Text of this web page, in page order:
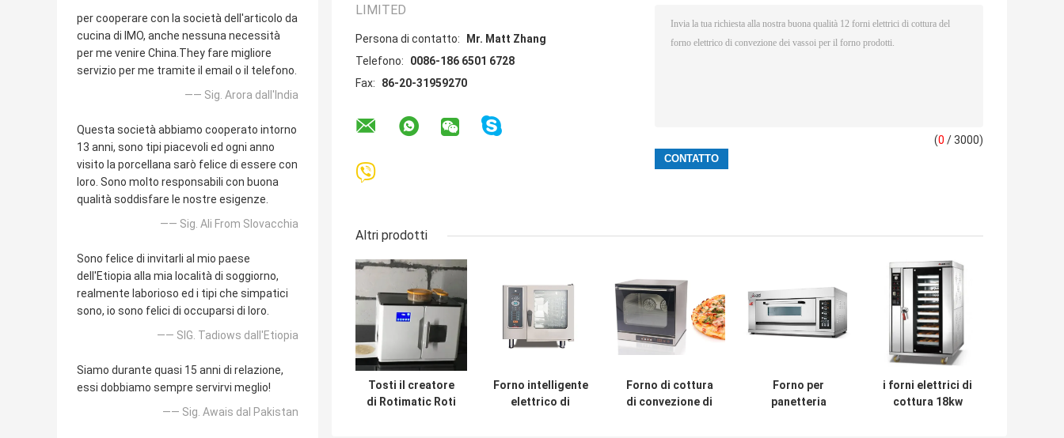
per cooperare con la società dell'articolo da
cucina di IMO, anche nessuna necessità
per me venire China.They fare migliore
servizio per me tramite il email o il telefono.
—— Sig. Arora dall'India
Questa società abbiamo cooperato intorno
13 anni, sono tipi piacevoli ed ogni anno
visito la porcellana sarò felice di essere con
loro. Sono molto responsabili con buona
qualità soddisfare le nostre esigenze.
—— Sig. Ali From Slovacchia
Sono felice di invitarli al mio paese
dell'Etiopia alla mia località di soggiorno,
realmente laborioso ed i tipi che simpatici
sono, io sono felici di occuparsi di loro.
—— SIG. Tadiows dall'Etiopia
Siamo durante quasi 15 anni di relazione,
essi dobbiamo sempre servirvi meglio!
—— Sig. Awais dal Pakistan
LIMITED
Persona di contatto:
Mr. Matt Zhang
Telefono:
0086-186 6501 6728
Fax:
86-20-31959270
(0 / 3000)
Altri prodotti
Tosti il creatore
di Rotimatic Roti
Forno intelligente
elettrico di
Forno di cottura
di convezione di
Forno per
panetteria
i forni elettrici di
cottura 18kw